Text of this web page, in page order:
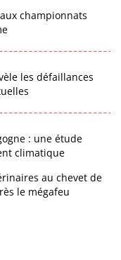
championnats
les défaillances
: une étude
climatique
au chevet de
le mégafeu